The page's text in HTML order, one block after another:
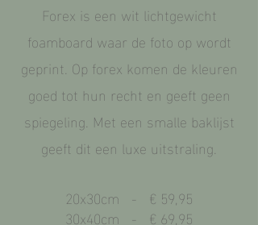
Forex is een wit lichtgewicht
foamboard waar de foto op wordt
geprint. Op forex komen de kleuren
goed tot hun recht en geeft geen
spiegeling. Met een smalle baklijst
geeft dit een luxe uitstraling.
20x30cm - € 59,95
30x40cm - € 69,95